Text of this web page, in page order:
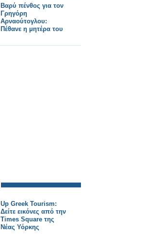
Βαρύ πένθος για τον
Γρηγόρη
Αρναούτογλου:
Πέθανε η μητέρα του
Up Greek Tourism:
Δείτε εικόνες από την
Times Square της
Νέας Υόρκης